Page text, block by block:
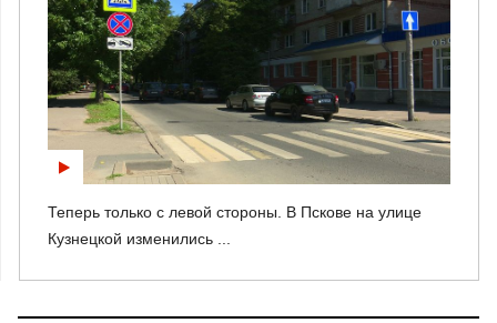
Теперь только с левой стороны. В Пскове на улице
Кузнецкой изменились ...